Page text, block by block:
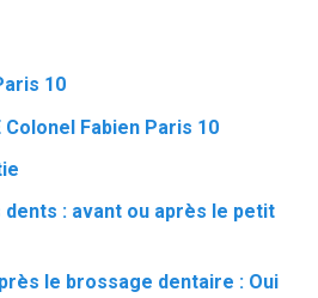
10
Fabien Paris 10
: avant ou après le petit
le brossage dentaire : Oui